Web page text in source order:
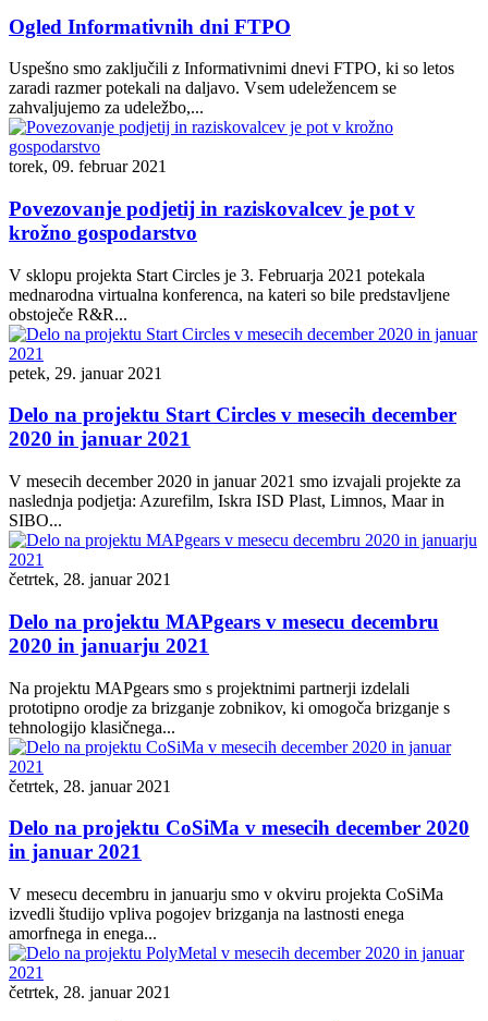
Ogled Informativnih dni FTPO
Uspešno smo zaključili z Informativnimi dnevi FTPO, ki so letos
zaradi razmer potekali na daljavo. Vsem udeležencem se
zahvaljujemo za udeležbo,...
torek, 09. februar 2021
Povezovanje podjetij in raziskovalcev je pot v
krožno gospodarstvo
V sklopu projekta Start Circles je 3. Februarja 2021 potekala
mednarodna virtualna konferenca, na kateri so bile predstavljene
obstoječe R&R...
petek, 29. januar 2021
Delo na projektu Start Circles v mesecih december
2020 in januar 2021
V mesecih december 2020 in januar 2021 smo izvajali projekte za
naslednja podjetja: Azurefilm, Iskra ISD Plast, Limnos, Maar in
SIBO...
četrtek, 28. januar 2021
Delo na projektu MAPgears v mesecu decembru
2020 in januarju 2021
Na projektu MAPgears smo s projektnimi partnerji izdelali
prototipno orodje za brizganje zobnikov, ki omogoča brizganje s
tehnologijo klasičnega...
četrtek, 28. januar 2021
Delo na projektu CoSiMa v mesecih december 2020
in januar 2021
V mesecu decembru in januarju smo v okviru projekta CoSiMa
izvedli študijo vpliva pogojev brizganja na lastnosti enega
amorfnega in enega...
četrtek, 28. januar 2021